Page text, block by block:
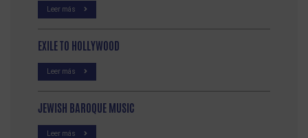
Leer más
EXILE TO HOLLYWOOD
Leer más
JEWISH BAROQUE MUSIC
Leer más